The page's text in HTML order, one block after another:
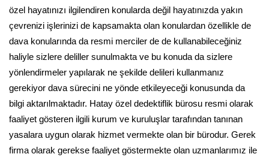
özel hayatınızı ilgilendiren konularda değil hayatınızda yakın
çevrenizi işlerinizi de kapsamakta olan konulardan özellikle de
dava konularında da resmi merciler de de kullanabileceğiniz
haliyle sizlere deliller sunulmakta ve bu konuda da sizlere
yönlendirmeler yapılarak ne şekilde delileri kullanmanız
gerekiyor dava sürecini ne yönde etkileyeceği konusunda da
bilgi aktarılmaktadır. Hatay özel dedektiflik bürosu resmi olarak
faaliyet gösteren ilgili kurum ve kuruluşlar tarafından tanınan
yasalara uygun olarak hizmet vermekte olan bir bürodur. Gerek
firma olarak gerekse faaliyet göstermekte olan uzmanlarımız ile